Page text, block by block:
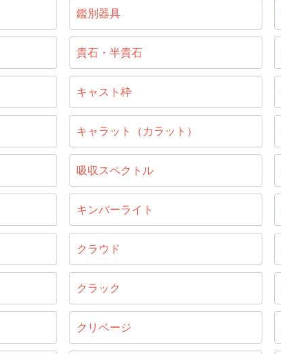
鑑別器具
貴石・半貴石
キャスト枠
キャラット（カラット）
吸収スペクトル
キンバーライト
クラウド
クラック
クリベージ